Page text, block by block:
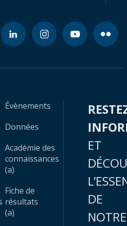
Évènements
Données
Académie des
connaissances
(a)
Fiche de
résultats
(a)
ET
DE
NOTRE